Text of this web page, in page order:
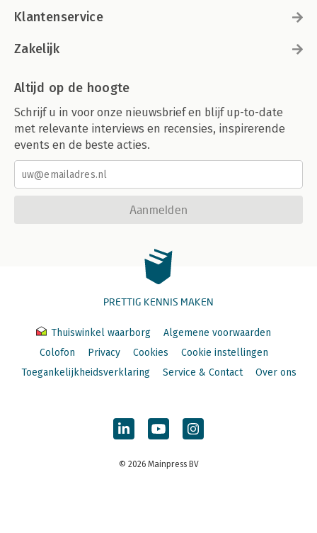
Klantenservice
Zakelijk
Altijd op de hoogte
Schrijf u in voor onze nieuwsbrief en blijf up-to-date
met relevante interviews en recensies, inspirerende
events en de beste acties.
Aanmelden
PRETTIG KENNIS MAKEN
Thuiswinkel waarborg
Algemene voorwaarden
Colofon
Privacy Cookies
Cookie instellingen
Toegankelijkheidsverklaring
Service & Contact Over ons
© 2026 Mainpress BV